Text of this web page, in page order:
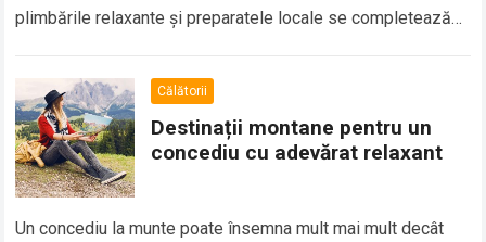
plimbările relaxante și preparatele locale se completează
Călătorii
Destinații montane pentru un
concediu cu adevărat relaxant
Un concediu la munte poate însemna mult mai mult decât